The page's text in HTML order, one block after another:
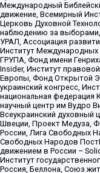
Международный
движение, Всемирный
Церковь Духовной
наблюдению за
УРАЛ, Ассоциация
Институт
ГРУПА, Фонд имени
Insider, Институт
Европы, Фонд Открытой
украинский конгресс,
национальная
научный центр им Вудро
Всеукраинский духовный
Швеции, Проект Медуза,
России, Лига Свободных
Свободных Народов
движением в России –
Институт
Россия, Беллона, Союз